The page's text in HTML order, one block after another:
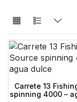
Carrete 13
spinning 4000 –